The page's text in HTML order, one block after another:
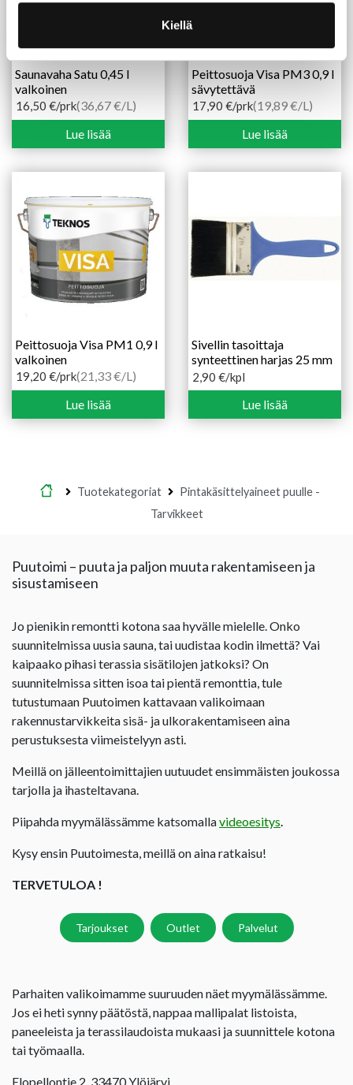
Kiellä
Saunavaha Satu 0,45 l
valkoinen
16,50 €/prk(36,67 €/L)
Lue lisää
Peittosuoja Visa PM3 0,9 l
sävytettävä
17,90 €/prk(19,89 €/L)
Lue lisää
Peittosuoja Visa PM1 0,9 l
valkoinen
19,20 €/prk(21,33 €/L)
Lue lisää
Sivellin tasoittaja
synteettinen harjas 25 mm
2,90 €/kpl
Lue lisää
Etusivu
Tuotekategoriat
Pintakäsittelyaineet puulle -
Tarvikkeet
Puutoimi – puuta ja paljon muuta rakentamiseen ja
sisustamiseen
Jo pienikin remontti kotona saa hyvälle mielelle. Onko
suunnitelmissa uusia sauna, tai uudistaa kodin ilmettä? Vai
kaipaako pihasi terassia sisätilojen jatkoksi? On
suunnitelmissa sitten isoa tai pientä remonttia, tule
tutustumaan Puutoimen kattavaan valikoimaan
rakennustarvikkeita sisä- ja ulkorakentamiseen aina
perustuksesta viimeistelyyn asti.
Meillä on jälleentoimittajien uutuudet ensimmäisten joukossa
tarjolla ja ihasteltavana.
Piipahda myymälässämme katsomallavideoesitys.
Kysy ensin Puutoimesta, meillä on aina ratkaisu!
TERVETULOA !
Tarjoukset Outlet Palvelut
Parhaiten valikoimamme suuruuden näet myymälässämme.
Jos ei heti synny päätöstä, nappaa mallipalat listoista,
paneeleista ja terassilaudoista mukaasi ja suunnittele kotona
tai työmaalla.
Elopellontie 2, 33470 Ylöjärvi